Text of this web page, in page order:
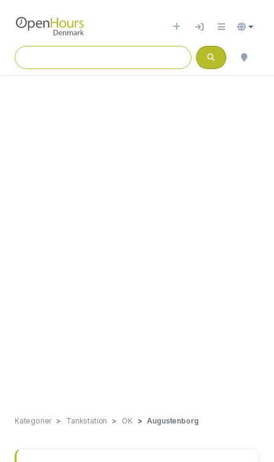
Kategorier Tankstation OK Augustenborg